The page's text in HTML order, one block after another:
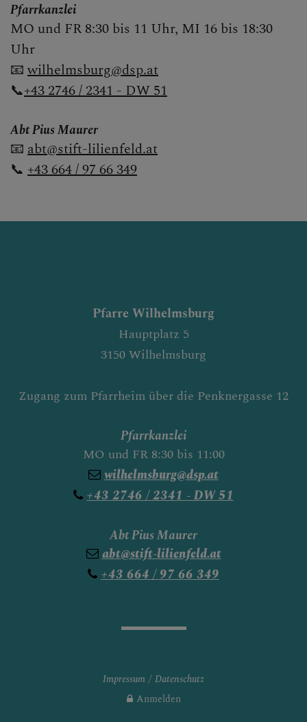
Pfarrkanzlei
MO und FR 8:30 bis 11 Uhr, MI 16 bis 18:30
Uhr
📧wilhelmsburg@dsp.at
📞+43 2746 / 2341 - DW 51
Abt Pius Maurer
📧 abt@stift-lilienfeld.at
📞 +43 664 / 97 66 349
Pfarre Wilhelmsburg
Hauptplatz 5
3150 Wilhelmsburg
Zugang zum Pfarrheim über die Penknergasse 12
Pfarrkanzlei
MO und FR 8:30 bis 11:00
wilhelmsburg@dsp.at
+43 2746 / 2341 - DW 51
Abt Pius Maurer
abt@stift-lilienfeld.at
+43 664 / 97 66 349
Impressum
Datenschutz
Anmelden